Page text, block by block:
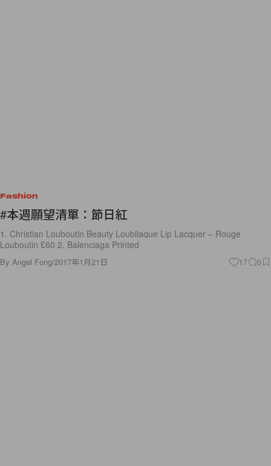
Fashion
#本週願望清單：節日紅
1. Christian Louboutin Beauty Loubilaque Lip Lacquer – Rouge
Louboutin £60 2. Balenciaga Printed
By Angel Fong/2017年1月21日 17 0